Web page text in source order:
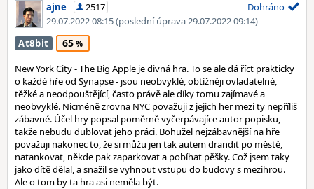
ajne
2517
29.07.2022 08:15(poslední úprava 29.07.2022 09:14)
Dohráno
At8bit 65
New York City - The Big Apple je divná hra. To se ale dá říct prakticky
o každé hře od Synapse - jsou neobvyklé, obtížněji ovladatelné,
těžké a neodpouštějící, často právě ale díky tomu zajímavé a
neobvyklé. Nicméně zrovna NYC považuji z jejich her mezi ty nepříliš
zábavné. Účel hry popsal poměrně vyčerpávajíce autor popisku,
takže nebudu dublovat jeho práci. Bohužel nejzábavnější na hře
považuji nakonec to, že si můžu jen tak autem drandit po městě,
natankovat, někde pak zaparkovat a pobíhat pěšky. Což jsem taky
jako dítě dělal, a snažil se vyhnout vstupu do budovy s mezihrou.
Ale o tom by ta hra asi neměla být.